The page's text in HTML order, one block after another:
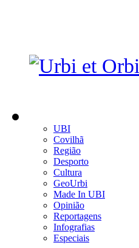
UBI
Covilhã
Região
Desporto
Cultura
GeoUrbi
Made In UBI
Opinião
Reportagens
Infografias
Especiais